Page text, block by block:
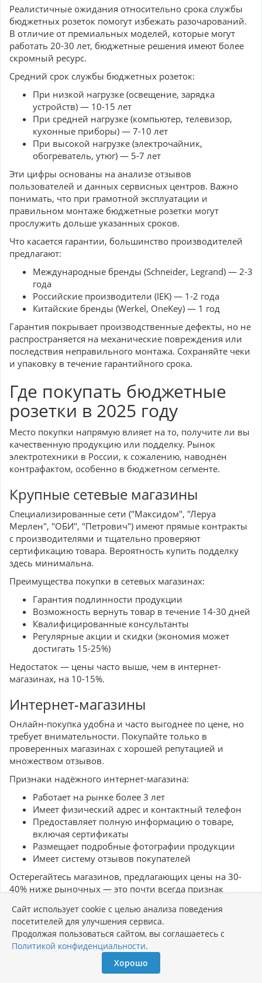
Реалистичные ожидания относительно срока службы
бюджетных розеток помогут избежать разочарований.
В отличие от премиальных моделей, которые могут
работать 20-30 лет, бюджетные решения имеют более
скромный ресурс.
Средний срок службы бюджетных розеток:
При низкой нагрузке (освещение, зарядка
устройств) — 10-15 лет
При средней нагрузке (компьютер, телевизор,
кухонные приборы) — 7-10 лет
При высокой нагрузке (электрочайник,
обогреватель, утюг) — 5-7 лет
Эти цифры основаны на анализе отзывов
пользователей и данных сервисных центров. Важно
понимать, что при грамотной эксплуатации и
правильном монтаже бюджетные розетки могут
прослужить дольше указанных сроков.
Что касается гарантии, большинство производителей
предлагают:
Международные бренды (Schneider, Legrand) — 2-3
года
Российские производители (IEK) — 1-2 года
Китайские бренды (Werkel, OneKey) — 1 год
Гарантия покрывает производственные дефекты, но не
распространяется на механические повреждения или
последствия неправильного монтажа. Сохраняйте чеки
и упаковку в течение гарантийного срока.
Где покупать бюджетные
розетки в 2025 году
Место покупки напрямую влияет на то, получите ли вы
качественную продукцию или подделку. Рынок
электротехники в России, к сожалению, наводнён
контрафактом, особенно в бюджетном сегменте.
Крупные сетевые магазины
Специализированные сети ("Максидом", "Леруа
Мерлен", "ОБИ", "Петрович") имеют прямые контракты
с производителями и тщательно проверяют
сертификацию товара. Вероятность купить подделку
здесь минимальна.
Преимущества покупки в сетевых магазинах:
Гарантия подлинности продукции
Возможность вернуть товар в течение 14-30 дней
Квалифицированные консультанты
Регулярные акции и скидки (экономия может
достигать 15-25%)
Недостаток — цены часто выше, чем в интернет-
магазинах, на 10-15%.
Интернет-магазины
Онлайн-покупка удобна и часто выгоднее по цене, но
требует внимательности. Покупайте только в
проверенных магазинах с хорошей репутацией и
множеством отзывов.
Признаки надёжного интернет-магазина:
Работает на рынке более 3 лет
Имеет физический адрес и контактный телефон
Предоставляет полную информацию о товаре,
включая сертификаты
Размещает подробные фотографии продукции
Имеет систему отзывов покупателей
Остерегайтесь магазинов, предлагающих цены на 30-
40% ниже рыночных — это почти всегда признак
годности.
Оптовые базы
Если вам нужно большое количество розеток (от 50
штук), имеет смысл обратиться на оптовую
Сайт использует cookie с целью анализа поведения
посетителей для улучшения сервиса.
Продолжая пользоваться сайтом, вы соглашаетесь с
Политикой конфиденциальности.
Хорошо